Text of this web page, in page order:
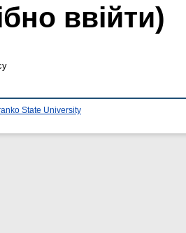
ввійти)
State University